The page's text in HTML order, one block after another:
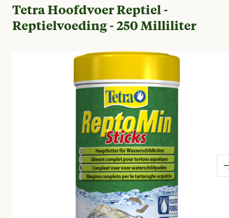
Tetra Hoofdvoer Reptiel -
Reptielvoeding - 250 Milliliter